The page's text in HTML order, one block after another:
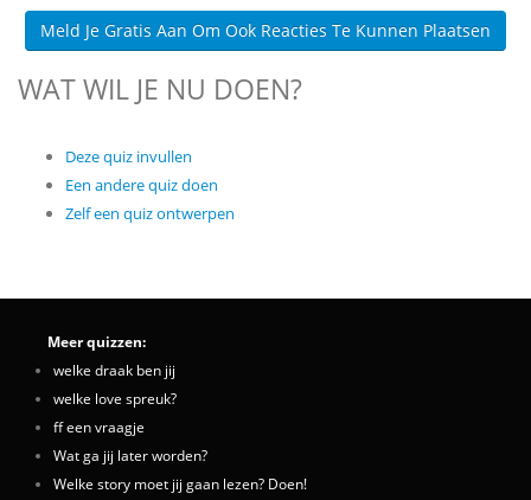
Meld Je Gratis Aan Om Ook Reacties Te Kunnen Plaatsen
WAT WIL JE NU DOEN?
Deze quiz invullen
Een andere quiz doen
Zelf een quiz ontwerpen
Meer quizzen:
welke draak ben jij
welke love spreuk?
ff een vraagje
Wat ga jij later worden?
Welke story moet jij gaan lezen? Doen!